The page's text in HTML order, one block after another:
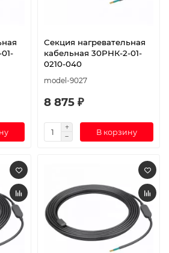
Секция нагревательная
кабельная 30РНК-2-01-
0210-040
model-9027
8 875 ₽
В корзину